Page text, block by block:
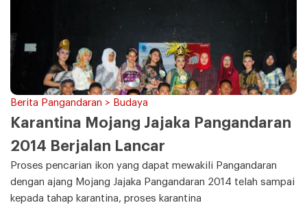
Berita Pangandaran > Budaya
Karantina Mojang Jajaka Pangandaran
2014 Berjalan Lancar
Proses pencarian ikon yang dapat mewakili Pangandaran
dengan ajang Mojang Jajaka Pangandaran 2014 telah sampai
kepada tahap karantina, proses karantina